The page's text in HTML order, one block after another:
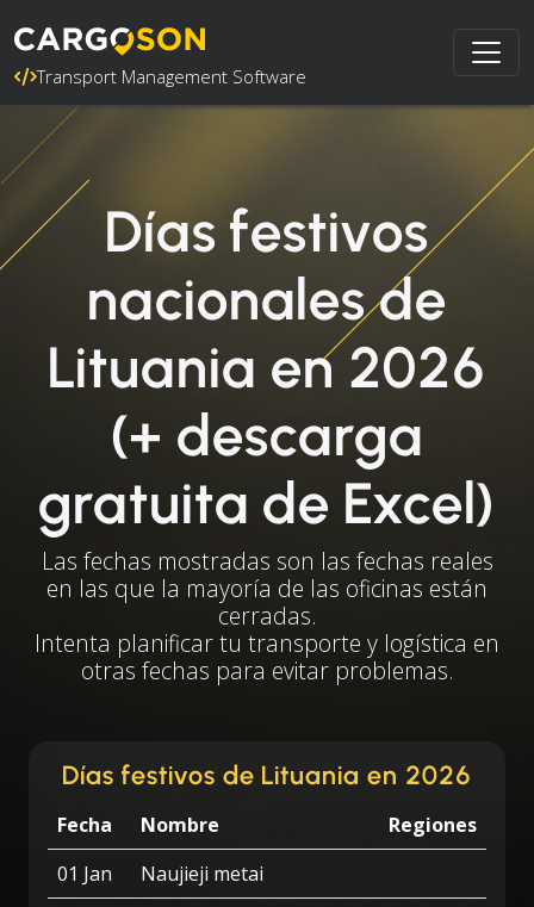
Transport Management Software
Días festivos
nacionales de
Lituania en 2026
(+ descarga
gratuita de Excel)
Las fechas mostradas son las fechas reales
en las que la mayoría de las oficinas están
cerradas.
Intenta planificar tu transporte y logística en
otras fechas para evitar problemas.
Días festivos de Lituania en 2026
Fecha Nombre
Regiones
01 Jan
Naujieji metai